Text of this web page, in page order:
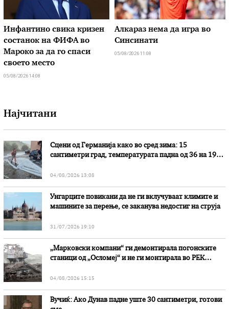
Инфантино свика кризен
состанок на ФИФА во
Мароко за да го спаси
своето место
05/08/2026 14:08
Алкараз нема да игра во
Синсинати
05/08/2026 11:08
Најчитани
Сцени од Германија како во сред зима: 15
сантиметри град, температурата падна од 36 на 19
04/08/2026 13:08
Унгарците повикани да не ги вклучуваат климите и
машините за перење, се заканува недостиг на струја
31/07/2026 19:10
„Марковски компани“ ги демонтирала погонските
станици од „Осломеј“ и не ги монтирала во РЕК
04/08/2026 15:15
Вучиќ: Ако Дунав падне уште 30 сантиметри, готови